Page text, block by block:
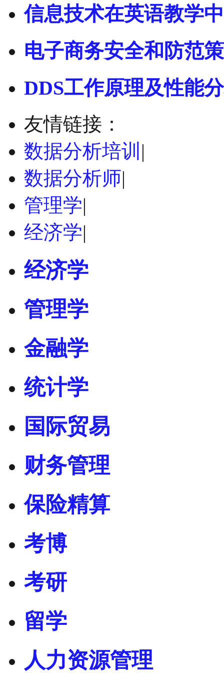
信息技术在英语教学
电子商务安全和防范
DDS工作原理及性能
友情链接：
数据分析培训 |
数据分析师|
管理学|
经济学|
经济学
管理学
金融学
统计学
国际贸易
财务管理
保险精算
考博
考研
留学
人力资源管理